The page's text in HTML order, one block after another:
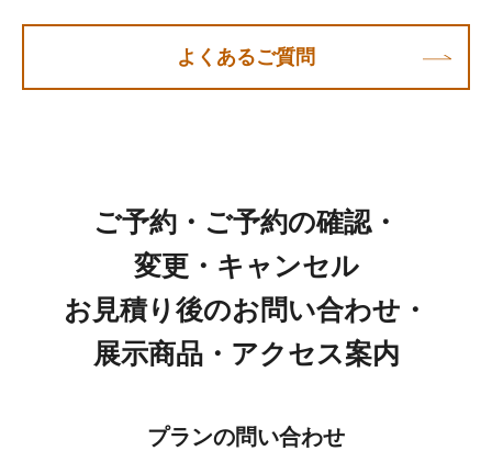
よくあるご質問
ご予約・ご予約の確認・
変更・キャンセル
お見積り後のお問い合わせ・
展示商品・アクセス案内
プランの問い合わせ